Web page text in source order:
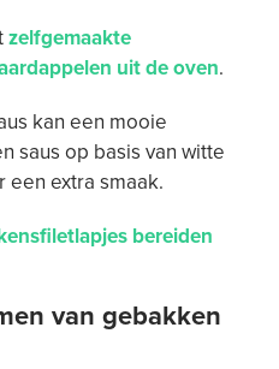
zelfgemaakte
uit de oven.
kan een mooie
saus op basis van witte
extra smaak.
bereiden
van gebakken